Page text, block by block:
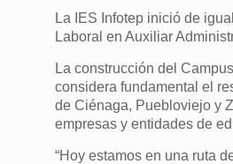
La IES Infotep inició de
Laboral en Auxiliar
La construcción del
considera fundamental el
de Ciénaga, Puebloviejo y
empresas y entidades de
“Hoy estamos en una ruta